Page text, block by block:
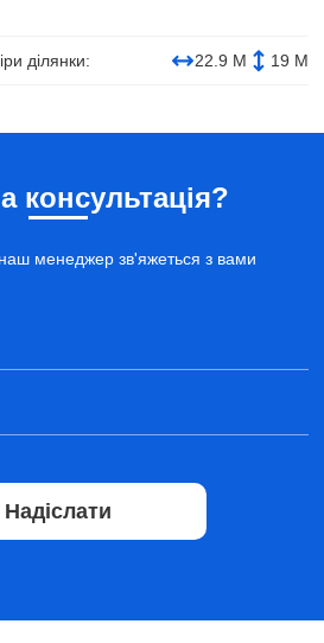
ділянки: 22.9 М 19 М
консультація?
наш менеджер зв'яжеться з вами
Надіслати